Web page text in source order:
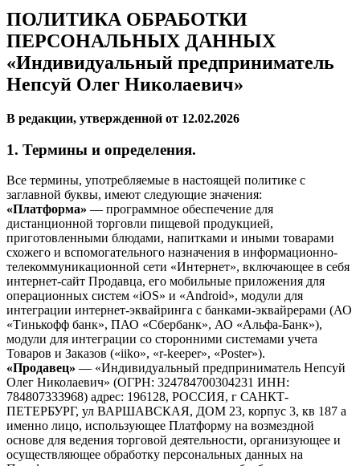
ПОЛИТИКА ОБРАБОТКИ
ПЕРСОНАЛЬНЫХ ДАННЫХ
«Индивидуальный предприниматель
Непсуй Олег Николаевич»
В редакции, утвержденной от 12.02.2026
1. Термины и определения.
Все термины, употребляемые в настоящей политике с
заглавной буквы, имеют следующие значения:
«Платформа» — программное обеспечение для
дистанционной торговли пищевой продукцией,
приготовленными блюдами, напитками и иными товарами
схожего и вспомогательного назначения в информационно-
телекоммуникационной сети «Интернет», включающее в себя
интернет-сайт Продавца, его мобильные приложения для
операционных систем «iOS» и «Android», модули для
интеграции интернет-эквайринга с банками-эквайрерами (АО
«Тинькофф банк», ПАО «Сбербанк», АО «Альфа-Банк»),
модули для интеграции со сторонними системами учета
Товаров и Заказов («iiko», «r-keeper», «Poster»).
«Продавец» — «Индивидуальный предприниматель Непсуй
Олег Николаевич» (ОГРН: 324784700304231 ИНН:
784807333968) адрес: 196128, РОССИЯ, г САНКТ-
ПЕТЕРБУРГ, ул ВАРШАВСКАЯ, ДОМ 23, корпус 3, кв 187 а
именно лицо, использующее Платформу на возмездной
основе для ведения торговой деятельности, организующее и
осуществляющее обработку персональных данных на